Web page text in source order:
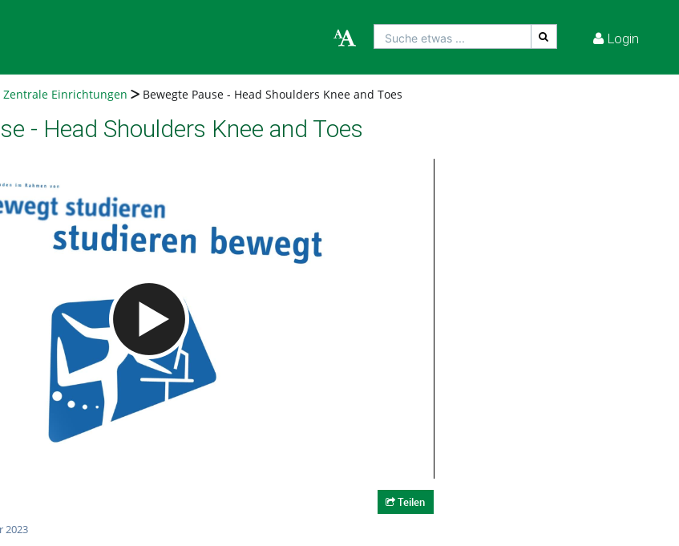
Suche etwas ... Login
Zentrale Einrichtungen Bewegte Pause - Head Shoulders Knee and Toes
- Head Shoulders Knee and Toes
Teilen
2023